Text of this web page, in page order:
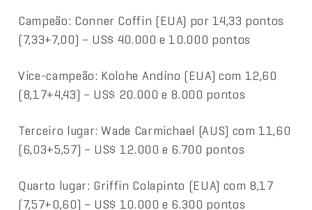
Campeão: Conner Coffin (EUA) por 14,33 pontos
(7,33+7,00) – US$ 40.000 e 10.000 pontos
Vice-campeão: Kolohe Andino (EUA) com 12,60
(8,17+4,43) – US$ 20.000 e 8.000 pontos
Terceiro lugar: Wade Carmichael (AUS) com 11,60
(6,03+5,57) – US$ 12.000 e 6.700 pontos
Quarto lugar: Griffin Colapinto (EUA) com 8,17
(7,57+0,60) – US$ 10.000 e 6.300 pontos